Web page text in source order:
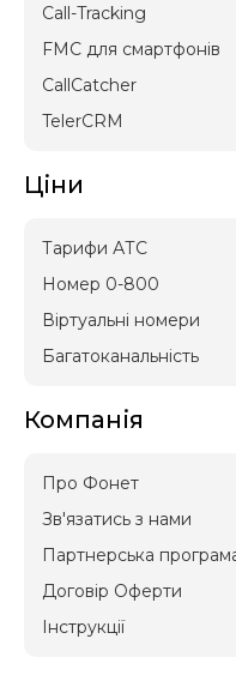
Call-Tracking
FMC для смартфонів
CallCatcher
TelerCRM
Ціни
Тарифи АТС
Номер 0-800
Віртуальні номери
Багатоканальність
Компанія
Про Фонет
Зв'язатись з нами
Партнерська
Договір Оферти
Інструкції